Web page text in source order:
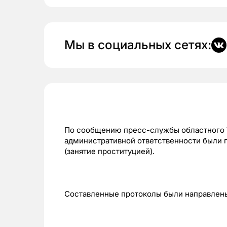
Мы в социальных сетях:
По сообщению пресс-службы
административной ответственности
(занятие проституцией).
Составленные протоколы были